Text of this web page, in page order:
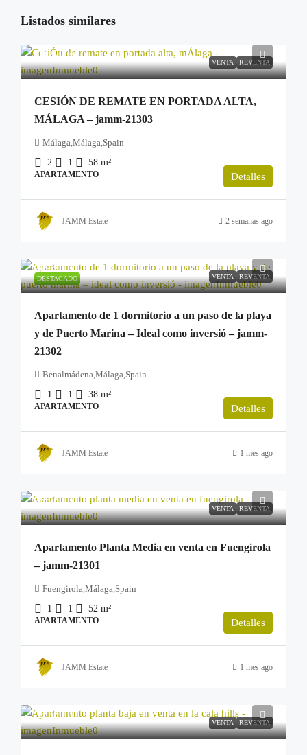
Listados similares
VENTA REVENTA
100.000€
CESIÓN DE REMATE EN PORTADA ALTA,
MÁLAGA – jamm-21303
Málaga,Málaga,Spain
2
1 58 m²
APARTAMENTO Detalles
JAMM Estate 2 semanas ago
DESTACADO VENTA REVENTA
249.900€
Apartamento de 1 dormitorio a un paso de la playa
y de Puerto Marina – Ideal como inversió – jamm-
21302
Benalmádena,Málaga,Spain
1
1 38 m²
APARTAMENTO Detalles
JAMM Estate 1 mes ago
VENTA REVENTA
255.000€
Apartamento Planta Media en venta en Fuengirola
– jamm-21301
Fuengirola,Málaga,Spain
1
1 52 m²
APARTAMENTO Detalles
JAMM Estate 1 mes ago
VENTA REVENTA
299.000€